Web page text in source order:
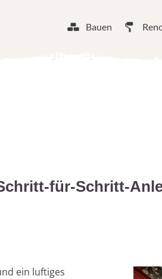
Bauen
für-Schritt-
ein luftiges